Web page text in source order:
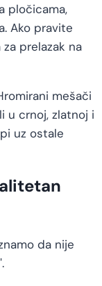
pločicama,
Ako pravite
prelazak na
mešači
u crnoj, zlatnoj i
uz ostale
da nije